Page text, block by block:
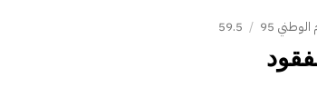
95
/
59.5